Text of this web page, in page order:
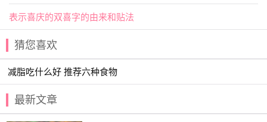
全球减脂最好的十种食物中的第六种：
6. 杏仁：杏仁富含健康脂肪、蛋白质和纤维。它们可以减少
饥饿感，提供能量，有助于减脂。
第七节：低脂奶制品
低脂奶制品是富含蛋白质和钙的重要来源，有助于维持骨骼
健康。以下是全球减脂最好的十种食物中的第七种：
表示喜庆的双喜字的由来和贴法
猜您喜欢
减脂吃什么好 推荐六种食物
最新文章